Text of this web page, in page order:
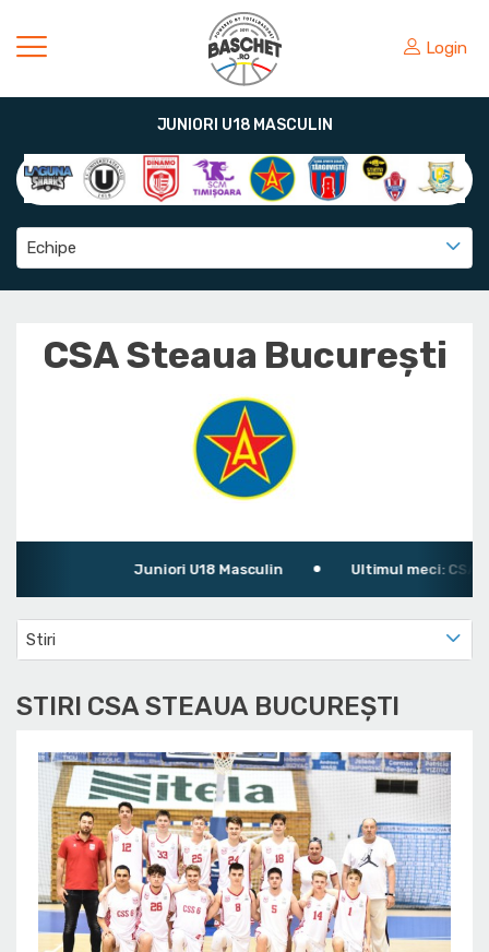
Login
JUNIORI U18 MASCULIN
Echipe
CSA Steaua București
Juniori U18 Masculin Ultimul meci: CSA
Stiri
STIRI CSA STEAUA BUCUREȘTI